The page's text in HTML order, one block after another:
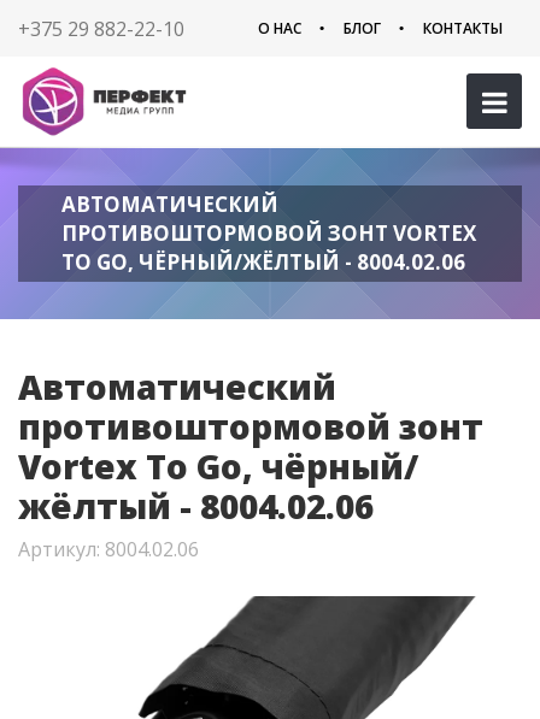
+375 29 882-22-10 О НАС БЛОГ КОНТАКТЫ
АВТОМАТИЧЕСКИЙ
ПРОТИВОШТОРМОВОЙ ЗОНТ VORTEX
TO GO, ЧЁРНЫЙ/ЖЁЛТЫЙ - 8004.02.06
Автоматический
противоштормовой зонт
Vortex To Go, чёрный/
жёлтый - 8004.02.06
Артикул: 8004.02.06